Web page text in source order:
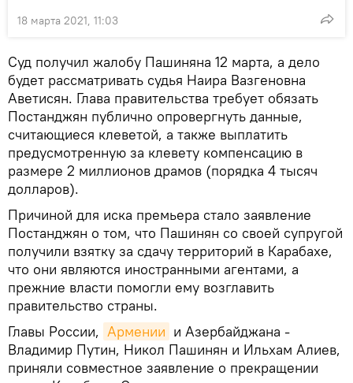
18 марта 2021, 11:03
Суд получил жалобу Пашиняна 12 марта, а дело
будет рассматривать судья Наира Вазгеновна
Аветисян. Глава правительства требует обязать
Постанджян публично опровергнуть данные,
считающиеся клеветой, а также выплатить
предусмотренную за клевету компенсацию в
размере 2 миллионов драмов (порядка 4 тысяч
долларов).
Причиной для иска премьера стало заявление
Постанджян о том, что Пашинян со своей супругой
получили взятку за сдачу территорий в Карабахе,
что они являются иностранными агентами, а
прежние власти помогли ему возглавить
правительство страны.
Главы России, Армении и Азербайджана -
Владимир Путин, Никол Пашинян и Ильхам Алиев,
приняли совместное заявление о прекращении